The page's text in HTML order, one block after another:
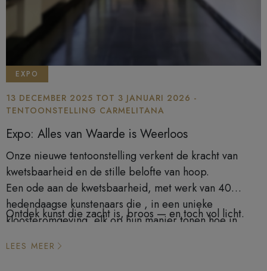
EXPO
13 DECEMBER 2025 TOT 3 JANUARI 2026 -
TENTOONSTELLING CARMELITANA
Expo: Alles van Waarde is Weerloos
Onze nieuwe tentoonstelling verkent de kracht van
kwetsbaarheid en de stille belofte van hoop.
Een ode aan de kwetsbaarheid, met werk van 40
hedendaagse kunstenaars die , in een unieke
kloosteromgeving, elk op hun manier tonen hoe in
Ontdek kunst die zacht is, broos — en toch vol licht.
LEES MEER